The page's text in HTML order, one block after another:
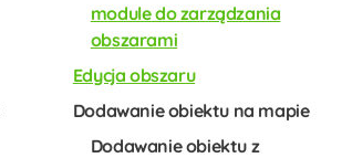
module do zarządzania
obszarami
Edycja obszaru
Dodawanie obiektu na mapie
Dodawanie obiektu z